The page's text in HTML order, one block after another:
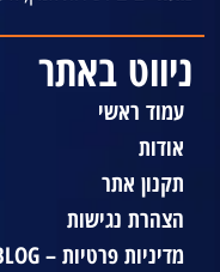
ניווט באתר
עמוד ראשי
אודות
תקנון אתר
הצהרת נגישות
מדיניות פרטיות – DBLOG